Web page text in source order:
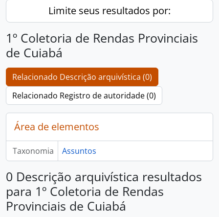
Limite seus resultados por:
1º Coletoria de Rendas Provinciais
de Cuiabá
Relacionado Descrição arquivística (0)
Relacionado Registro de autoridade (0)
Área de elementos
Taxonomia Assuntos
0 Descrição arquivística resultados
para 1º Coletoria de Rendas
Provinciais de Cuiabá